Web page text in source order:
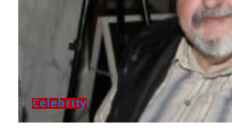
Celebrity